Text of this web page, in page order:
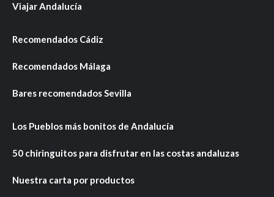
Viajar Andalucía
Recomendados Cádiz
Recomendados Málaga
Bares recomendados Sevilla
Los Pueblos más bonitos de Andalucía
50 chiringuitos para disfrutar en las costas andaluzas
Nuestra carta por productos